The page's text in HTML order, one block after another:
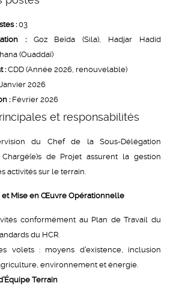
:03
:Goz Beïda (Sila), Hadjar Hadid
(Ouaddaï)
:CDD (Année 2026, renouvelable)
2026
:Février 2026
et responsabilités
du Chef de la Sous-Délégation
Chargé(e)s de Projet assurent la gestion
activités sur le terrain.
et Mise en Œuvre Opérationnelle
conformément au Plan de Travail du
du HCR.
volets : moyens d’existence, inclusion
environnement et énergie.
Terrain